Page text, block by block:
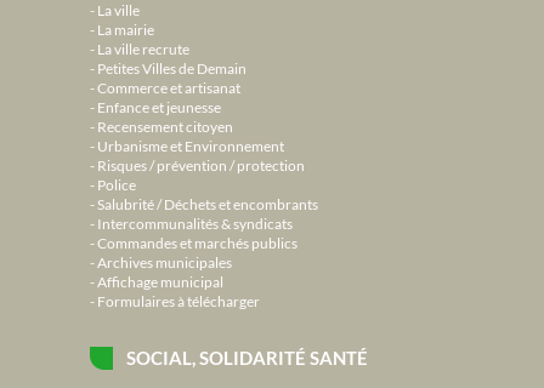
La ville
La mairie
La ville recrute
Petites Villes de Demain
Commerce et artisanat
Enfance et jeunesse
Recensement citoyen
Urbanisme et Environnement
Risques / prévention / protection
Police
Salubrité / Déchets et encombrants
Intercommunalités & syndicats
Commandes et marchés publics
Archives municipales
Affichage municipal
Formulaires à télécharger
SOCIAL, SOLIDARITÉ SANTÉ